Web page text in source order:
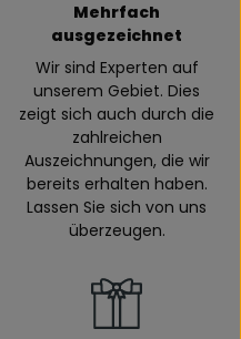
Mehrfach
ausgezeichnet
Wir sind Experten auf
unserem Gebiet. Dies
zeigt sich auch durch die
zahlreichen
Auszeichnungen, die wir
bereits erhalten haben.
Lassen Sie sich von uns
überzeugen.